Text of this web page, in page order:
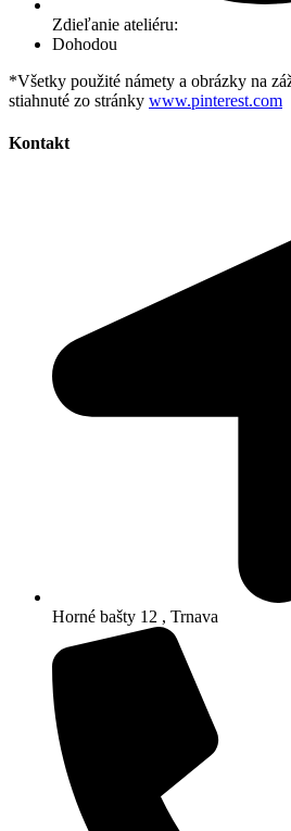
Zdieľanie ateliéru:
Dohodou
*Všetky použité námety a obrázky na
stiahnuté zo stránky www.pinterest.com
Kontakt
Horné bašty 12 , Trnava